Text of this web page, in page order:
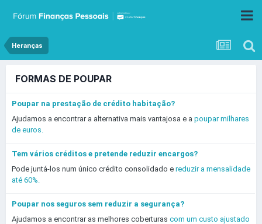
Heranças
FORMAS DE POUPAR
Poupar na prestação de crédito habitação?
Ajudamos a encontrar a alternativa mais vantajosa e a poupar milhares
de euros.
Tem vários créditos e pretende reduzir encargos?
Pode juntá-los num único crédito consolidado e reduzir a mensalidade
até 60%.
Poupar nos seguros sem reduzir a segurança?
Ajudamos a encontrar as melhores coberturas com um custo ajustado